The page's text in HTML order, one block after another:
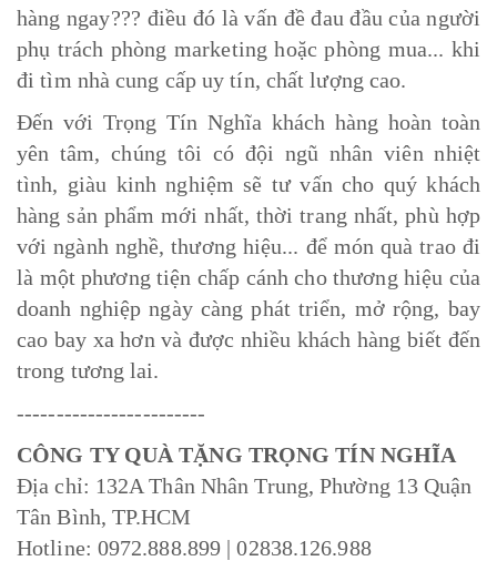
hàng ngay??? điều đó là vấn đề đau đầu của người
phụ trách phòng marketing hoặc phòng mua... khi
đi tìm nhà cung cấp uy tín, chất lượng cao.
Đến với Trọng Tín Nghĩa khách hàng hoàn toàn
yên tâm, chúng tôi có đội ngũ nhân viên nhiệt
tình, giàu kinh nghiệm sẽ tư vấn cho quý khách
hàng sản phẩm mới nhất, thời trang nhất, phù hợp
với ngành nghề, thương hiệu... để món quà trao đi
là một phương tiện chấp cánh cho thương hiệu của
doanh nghiệp ngày càng phát triển, mở rộng, bay
cao bay xa hơn và được nhiều khách hàng biết đến
trong tương lai.
------------------------
CÔNG TY QUÀ TẶNG TRỌNG TÍN NGHĨA
Địa chỉ: 132A Thân Nhân Trung, Phường 13 Quận
Tân Bình, TP.HCM
Hotline: 0972.888.899 | 02838.126.988